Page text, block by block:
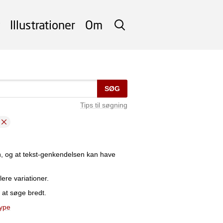
SØG
Illustrationer Om
SØG
Tips til søgning
at tekst-genkendelsen kan have
variationer.
søge bredt.